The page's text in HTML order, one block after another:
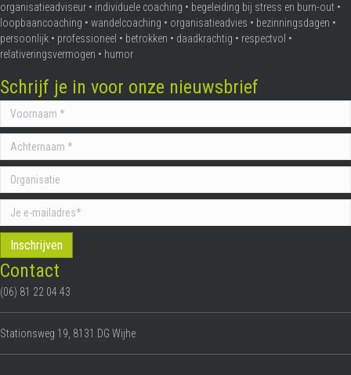
organisatieadviseur • individuele coaching • begeleiding bij stress en burn-out •
loopbaancoaching • wandelcoaching • organisatieadvies • bezinningsdagen •
persoonlijk • professioneel • betrokken • daadkrachtig • respectvol •
relativeringsvermogen • humor
Schrijf je in voor onze nieuwsbrief
Contact
(06) 81 22 04 43
Stationsweg 19, 8131 DG Wijhe